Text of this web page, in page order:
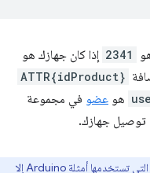
2341 إذا كان جهازك هو
ATTR{idProduct}
هو عضو في مجموعة
توصيل جهازك.
لا تعمل أوصاف Microsoft OS 2.0 التي تستخدمها أمثلة Arduino إلا